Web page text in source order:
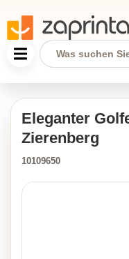
Eleganter
Zierenberg
10109650